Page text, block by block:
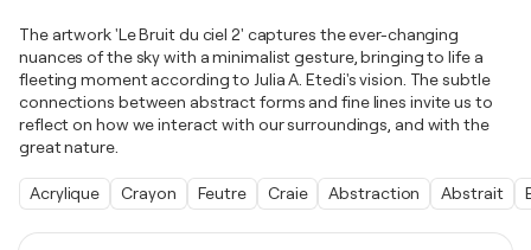
The artwork 'Le Bruit du ciel 2' captures the ever-changing
nuances of the sky with a minimalist gesture, bringing to life a
fleeting moment according to Julia A. Etedi's vision. The subtle
connections between abstract forms and fine lines invite us to
reflect on how we interact with our surroundings, and with the
great nature.
Acrylique Crayon Feutre Craie Abstraction Abstrait